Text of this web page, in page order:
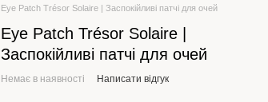
Eye Patch Trésor Solaire | Заспокійливі патчі для очей
Eye Patch Trésor Solaire |
Заспокійливі патчі для очей
Немає в наявності Написати відгук